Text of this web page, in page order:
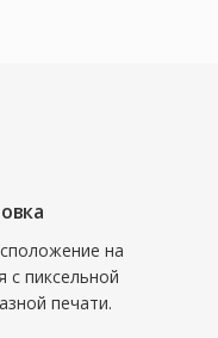
на
с пиксельной
печати.